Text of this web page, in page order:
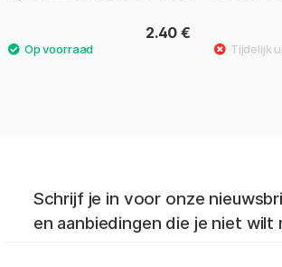
2.40 €
Schrijf je in voor onze
en aanbiedingen die je niet wilt